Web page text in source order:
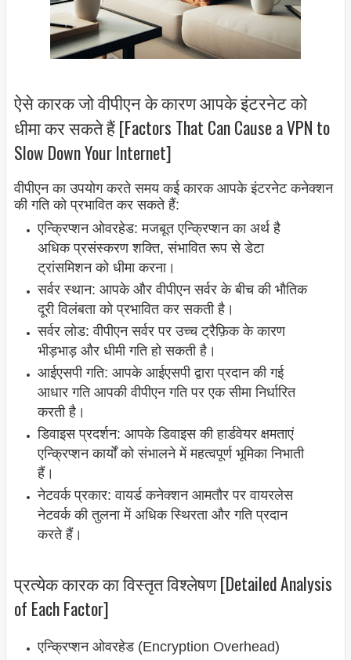
ऐसे कारक जो वीपीएन के कारण आपके इंटरनेट को
धीमा कर सकते हैं [Factors That Can Cause a VPN to
Slow Down Your Internet]
वीपीएन का उपयोग करते समय कई कारक आपके इंटरनेट कनेक्शन
की गति को प्रभावित कर सकते हैं:
एन्क्रिप्शन ओवरहेड: मजबूत एन्क्रिप्शन का अर्थ है
अधिक प्रसंस्करण शक्ति, संभावित रूप से डेटा
ट्रांसमिशन को धीमा करना।
सर्वर स्थान: आपके और वीपीएन सर्वर के बीच की भौतिक
दूरी विलंबता को प्रभावित कर सकती है।
सर्वर लोड: वीपीएन सर्वर पर उच्च ट्रैफ़िक के कारण
भीड़भाड़ और धीमी गति हो सकती है।
आईएसपी गति: आपके आईएसपी द्वारा प्रदान की गई
आधार गति आपकी वीपीएन गति पर एक सीमा निर्धारित
करती है।
डिवाइस प्रदर्शन: आपके डिवाइस की हार्डवेयर क्षमताएं
एन्क्रिप्शन कार्यों को संभालने में महत्वपूर्ण भूमिका निभाती
हैं।
नेटवर्क प्रकार: वायर्ड कनेक्शन आमतौर पर वायरलेस
नेटवर्क की तुलना में अधिक स्थिरता और गति प्रदान
करते हैं।
प्रत्येक कारक का विस्तृत विश्लेषण [Detailed Analysis
of Each Factor]
एन्क्रिप्शन ओवरहेड (Encryption Overhead)